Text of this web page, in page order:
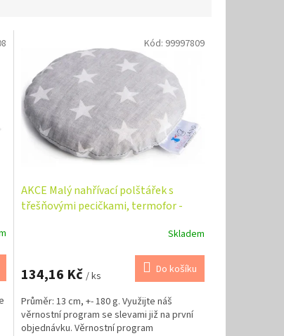
AKCE Malý nahřívací polštářek s
třešňovými pecičkami, termofor -
Skladem
134,16 Kč / ks Do košíku
Průměr: 13 cm, +- 180 g. Využijte náš
věrnostní program se slevami již na první
objednávku. Věrnostní program
Kód: 99997809